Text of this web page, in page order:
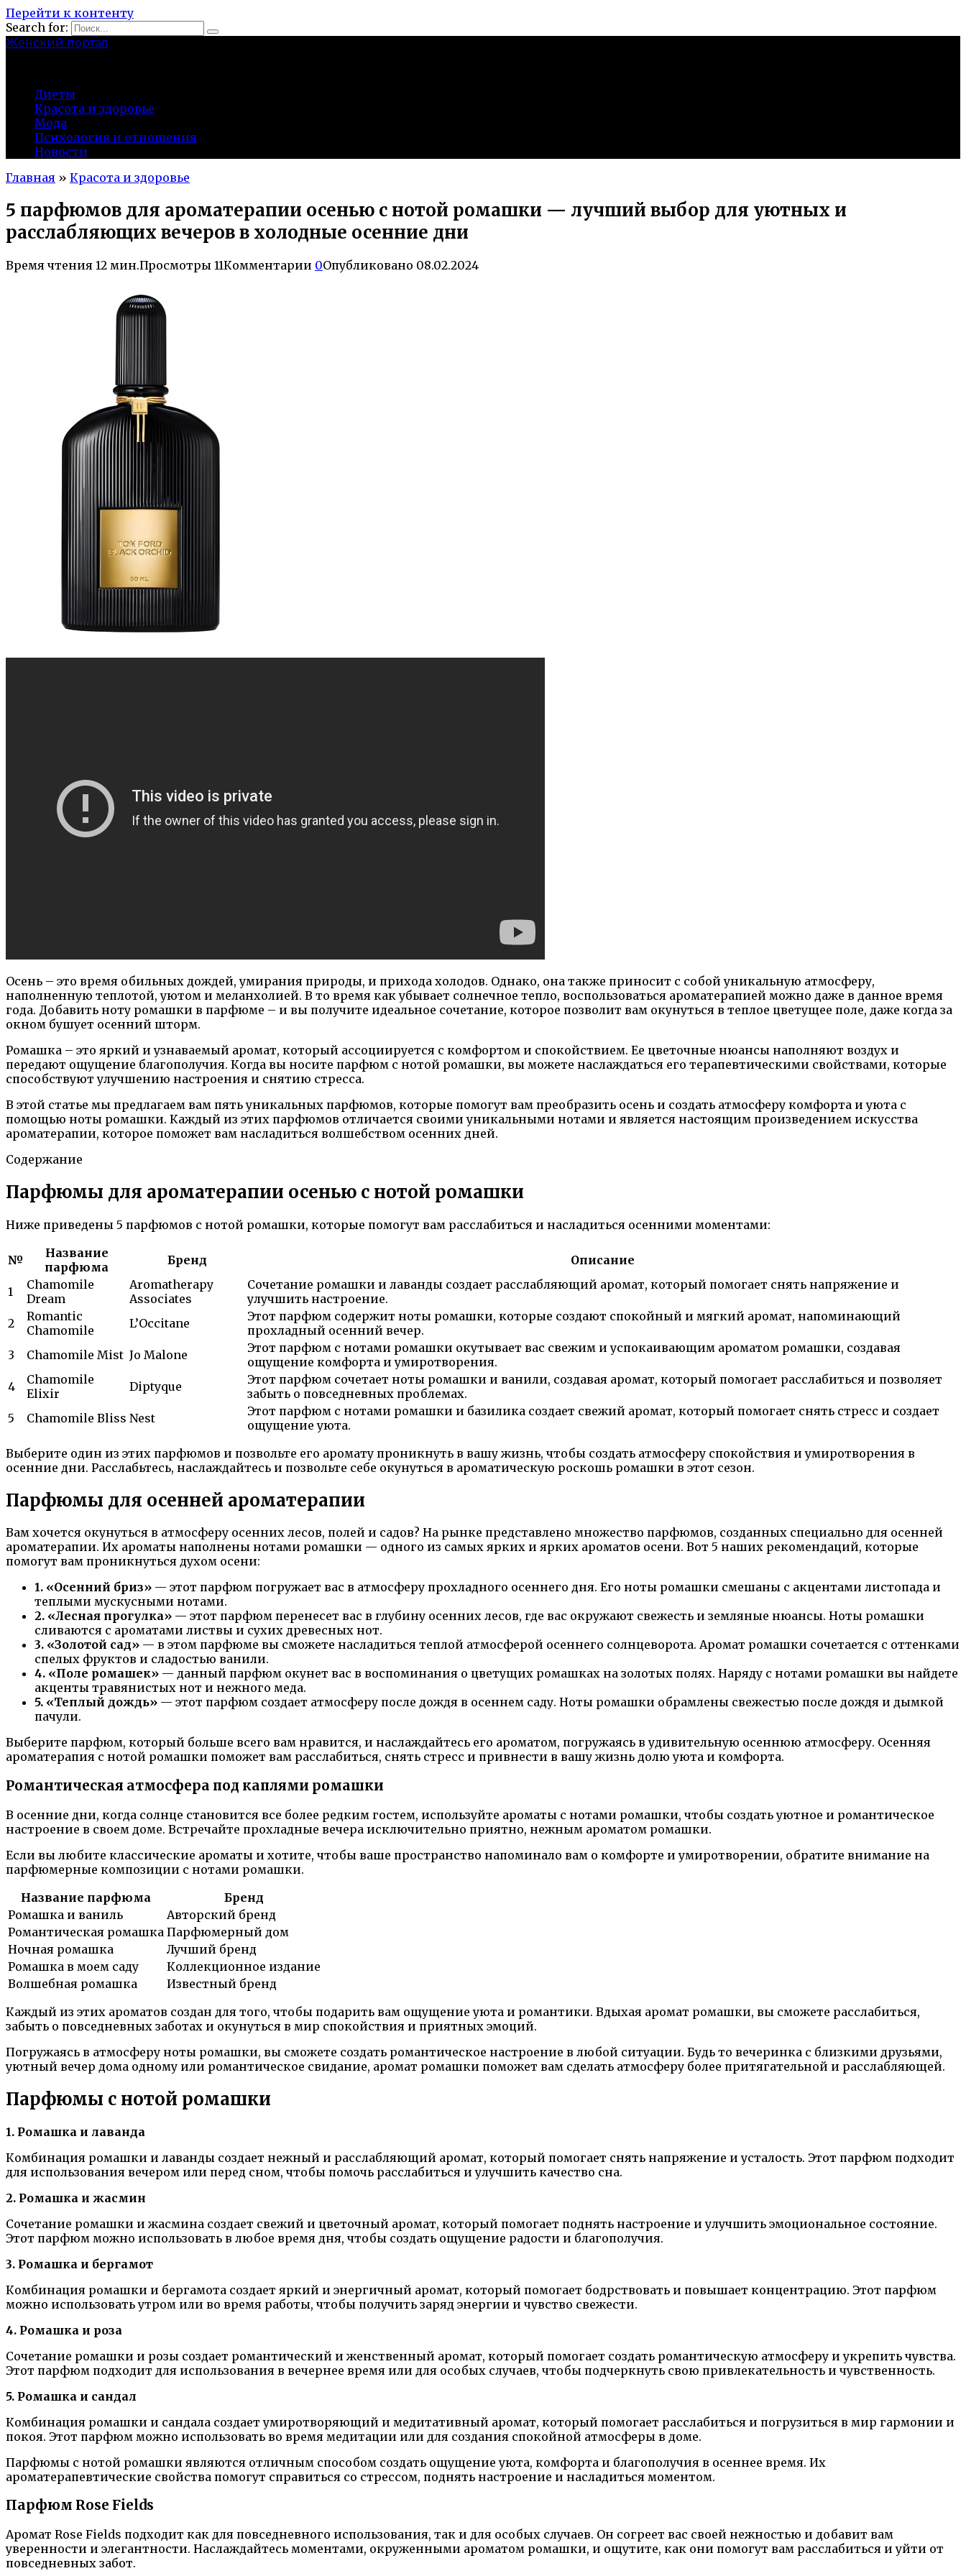
Перейти к контенту
Search for:
Женский портал
Диеты
Красота и здоровье
Мода
Психология и отношения
Новости
Главная » Красота и здоровье
5 парфюмов для ароматерапии осенью с нотой ромашки — лучший выбор для уютных и
расслабляющих вечеров в холодные осенние дни
Время чтения 12 мин.Просмотры 11Комментарии 0Опубликовано 08.02.2024
Осень – это время обильных дождей, умирания природы, и прихода холодов. Однако, она также приносит с собой уникальную атмосферу,
наполненную теплотой, уютом и меланхолией. В то время как убывает солнечное тепло, воспользоваться ароматерапией можно даже в данное время
года. Добавить ноту ромашки в парфюме – и вы получите идеальное сочетание, которое позволит вам окунуться в теплое цветущее поле, даже когда за
окном бушует осенний шторм.
Ромашка – это яркий и узнаваемый аромат, который ассоциируется с комфортом и спокойствием. Ее цветочные нюансы наполняют воздух и
передают ощущение благополучия. Когда вы носите парфюм с нотой ромашки, вы можете наслаждаться его терапевтическими свойствами, которые
способствуют улучшению настроения и снятию стресса.
В этой статье мы предлагаем вам пять уникальных парфюмов, которые помогут вам преобразить осень и создать атмосферу комфорта и уюта с
помощью ноты ромашки. Каждый из этих парфюмов отличается своими уникальными нотами и является настоящим произведением искусства
ароматерапии, которое поможет вам насладиться волшебством осенних дней.
Содержание
Парфюмы для ароматерапии осенью с нотой ромашки
Ниже приведены 5 парфюмов с нотой ромашки, которые помогут вам расслабиться и насладиться осенними моментами:
№
Название
парфюма
Бренд Описание
1
Chamomile
Dream
Aromatherapy
Associates
Сочетание ромашки и лаванды создает расслабляющий аромат, который помогает снять напряжение и
улучшить настроение.
2
Romantic
Chamomile
L’Occitane
Этот парфюм содержит ноты ромашки, которые создают спокойный и мягкий аромат, напоминающий
прохладный осенний вечер.
3
Chamomile Mist Jo Malone
Этот парфюм с нотами ромашки окутывает вас свежим и успокаивающим ароматом ромашки, создавая
ощущение комфорта и умиротворения.
4
Chamomile
Elixir
Diptyque
Этот парфюм сочетает ноты ромашки и ванили, создавая аромат, который помогает расслабиться и позволяет
забыть о повседневных проблемах.
5
Chamomile Bliss Nest
Этот парфюм с нотами ромашки и базилика создает свежий аромат, который помогает снять стресс и создает
ощущение уюта.
Выберите один из этих парфюмов и позвольте его аромату проникнуть в вашу жизнь, чтобы создать атмосферу спокойствия и умиротворения в
осенние дни. Расслабьтесь, наслаждайтесь и позвольте себе окунуться в ароматическую роскошь ромашки в этот сезон.
Парфюмы для осенней ароматерапии
Вам хочется окунуться в атмосферу осенних лесов, полей и садов? На рынке представлено множество парфюмов, созданных специально для осенней
ароматерапии. Их ароматы наполнены нотами ромашки — одного из самых ярких и ярких ароматов осени. Вот 5 наших рекомендаций, которые
помогут вам проникнуться духом осени:
1. «Осенний бриз» — этот парфюм погружает вас в атмосферу прохладного осеннего дня. Его ноты ромашки смешаны с акцентами листопада и
теплыми мускусными нотами.
2. «Лесная прогулка» — этот парфюм перенесет вас в глубину осенних лесов, где вас окружают свежесть и земляные нюансы. Ноты ромашки
сливаются с ароматами листвы и сухих древесных нот.
3. «Золотой сад» — в этом парфюме вы сможете насладиться теплой атмосферой осеннего солнцеворота. Аромат ромашки сочетается с оттенками
спелых фруктов и сладостью ванили.
4. «Поле ромашек» — данный парфюм окунет вас в воспоминания о цветущих ромашках на золотых полях. Наряду с нотами ромашки вы найдете
акценты травянистых нот и нежного меда.
5. «Теплый дождь» — этот парфюм создает атмосферу после дождя в осеннем саду. Ноты ромашки обрамлены свежестью после дождя и дымкой
пачули.
Выберите парфюм, который больше всего вам нравится, и наслаждайтесь его ароматом, погружаясь в удивительную осеннюю атмосферу. Осенняя
ароматерапия с нотой ромашки поможет вам расслабиться, снять стресс и привнести в вашу жизнь долю уюта и комфорта.
Романтическая атмосфера под каплями ромашки
В осенние дни, когда солнце становится все более редким гостем, используйте ароматы с нотами ромашки, чтобы создать уютное и романтическое
настроение в своем доме. Встречайте прохладные вечера исключительно приятно, нежным ароматом ромашки.
Если вы любите классические ароматы и хотите, чтобы ваше пространство напоминало вам о комфорте и умиротворении, обратите внимание на
парфюмерные композиции с нотами ромашки.
Название парфюма
Бренд
Ромашка и ваниль
Авторский бренд
Романтическая ромашка Парфюмерный дом
Ночная ромашка
Лучший бренд
Ромашка в моем саду
Коллекционное издание
Волшебная ромашка
Известный бренд
Каждый из этих ароматов создан для того, чтобы подарить вам ощущение уюта и романтики. Вдыхая аромат ромашки, вы сможете расслабиться,
забыть о повседневных заботах и окунуться в мир спокойствия и приятных эмоций.
Погружаясь в атмосферу ноты ромашки, вы сможете создать романтическое настроение в любой ситуации. Будь то вечеринка с близкими друзьями,
уютный вечер дома одному или романтическое свидание, аромат ромашки поможет вам сделать атмосферу более притягательной и расслабляющей.
Парфюмы с нотой ромашки
1. Ромашка и лаванда
Комбинация ромашки и лаванды создает нежный и расслабляющий аромат, который помогает снять напряжение и усталость. Этот парфюм подходит
для использования вечером или перед сном, чтобы помочь расслабиться и улучшить качество сна.
2. Ромашка и жасмин
Сочетание ромашки и жасмина создает свежий и цветочный аромат, который помогает поднять настроение и улучшить эмоциональное состояние.
Этот парфюм можно использовать в любое время дня, чтобы создать ощущение радости и благополучия.
3. Ромашка и бергамот
Комбинация ромашки и бергамота создает яркий и энергичный аромат, который помогает бодрствовать и повышает концентрацию. Этот парфюм
можно использовать утром или во время работы, чтобы получить заряд энергии и чувство свежести.
4. Ромашка и роза
Сочетание ромашки и розы создает романтический и женственный аромат, который помогает создать романтическую атмосферу и укрепить чувства.
Этот парфюм подходит для использования в вечернее время или для особых случаев, чтобы подчеркнуть свою привлекательность и чувственность.
5. Ромашка и сандал
Комбинация ромашки и сандала создает умиротворяющий и медитативный аромат, который помогает расслабиться и погрузиться в мир гармонии и
покоя. Этот парфюм можно использовать во время медитации или для создания спокойной атмосферы в доме.
Парфюмы с нотой ромашки являются отличным способом создать ощущение уюта, комфорта и благополучия в осеннее время. Их
ароматерапевтические свойства помогут справиться со стрессом, поднять настроение и насладиться моментом.
Парфюм Rose Fields
Аромат Rose Fields подходит как для повседневного использования, так и для особых случаев. Он согреет вас своей нежностью и добавит вам
уверенности и элегантности. Наслаждайтесь моментами, окруженными ароматом ромашки, и ощутите, как они помогут вам расслабиться и уйти от
повседневных забот.